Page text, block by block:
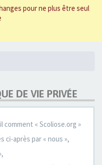
pour ne plus être seul
DE VIE PRIVÉE
« Scoliose.org »
ci-après par « nous »,